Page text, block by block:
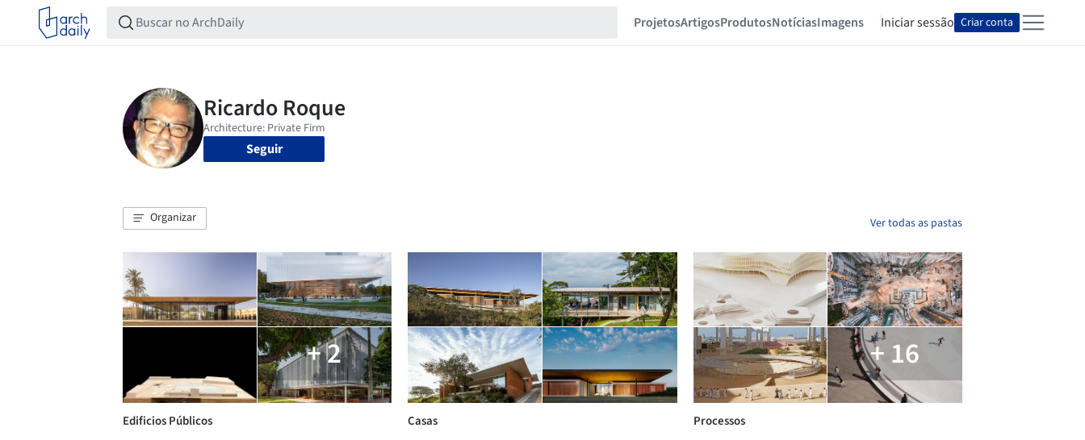
ProjetosArtigosProdutosNotíciasImagens Iniciar sessão Criar conta
Seguir
Organizar Ver todas as pastas
+ 2
Edificios Públicos Casas
+ 16
Processos